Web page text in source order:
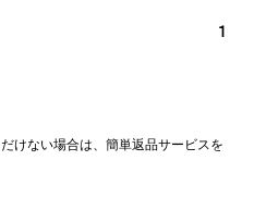
1
けない場合は、簡単返品サービスを